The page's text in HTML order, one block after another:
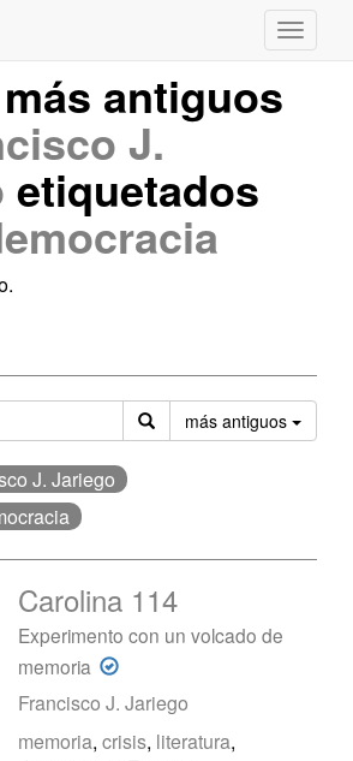
antiguos
J.
etiquetados
más antiguos
J. Jariego
Carolina 114
Experimento con un volcado de
memoria
Francisco J. Jariego
memoria,crisis, literatura,